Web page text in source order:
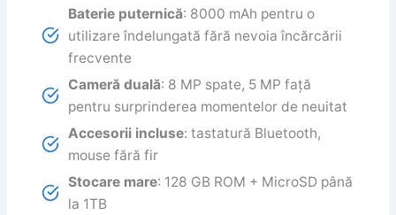
Baterie puternică: 8000 mAh pentru o
utilizare îndelungată fără nevoia încărcării
frecvente
Cameră duală: 8 MP spate, 5 MP față
pentru surprinderea momentelor de neuitat
Accesorii incluse: tastatură Bluetooth,
mouse fără fir
Stocare mare: 128 GB ROM + MicroSD până
la 1TB